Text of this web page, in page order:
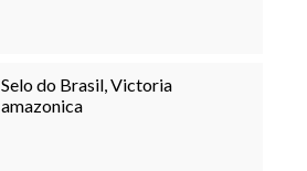
Selo do Brasil, Victoria
amazonica